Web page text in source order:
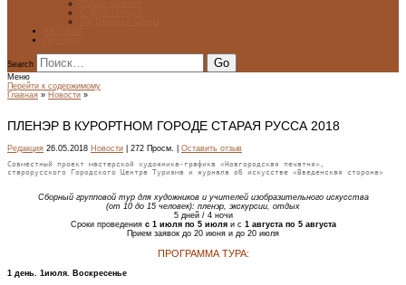
Search
Меню
Перейти к содержимому
Главная » Новости »
ПЛЕНЭР В КУРОРТНОМ ГОРОДЕ СТАРАЯ РУССА 2018
Редакция 26.05.2018 Новости | 272 Просм. | Оставить отзыв
Совместный проект мастерской художника-графика «Новгородская печатня»,
старорусского Городского Центра Туризма и журнала об искусстве «Введенская сторона»
Сборный групповой тур для художников и учителей изобразительного искусства
(от 10 до 15 человек): пленэр, экскурсии, отдых
5 дней / 4 ночи
Сроки проведения с 1 июля по 5 июляи с 1 августа по 5 августа
Прием заявок до 20 июня и до 20 июля
ПРОГРАММА ТУРА:
1 день. 1июля. Воскресенье